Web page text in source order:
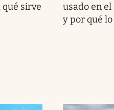
qué sirve
usado en
y por qué